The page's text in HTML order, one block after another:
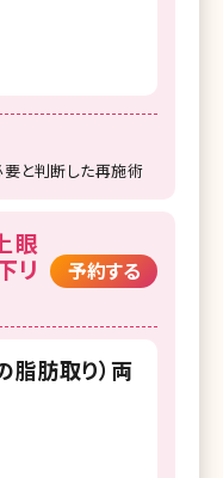
本院
の院
院
中央院
と判断した再施術
眼
リ
予約する
脂肪取り）両